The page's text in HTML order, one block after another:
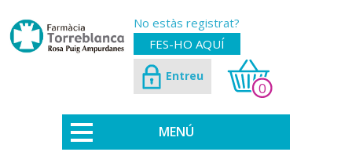
No estàs registrat?
FES-HO AQUÍ
Entreu
0
MENÚ